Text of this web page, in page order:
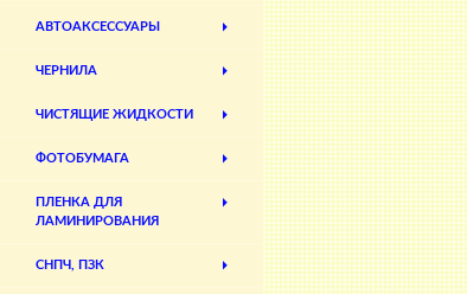
АВТОАКСЕССУАРЫ
ЧЕРНИЛА
ЧИСТЯЩИЕ ЖИДКОСТИ
ФОТОБУМАГА
ПЛЕНКА ДЛЯ
ЛАМИНИРОВАНИЯ
СНПЧ, ПЗК